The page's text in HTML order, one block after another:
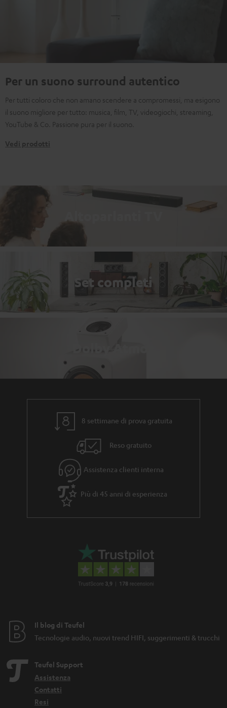
Per un suono surround autentico
Per tutti coloro che non amano scendere a compromessi, ma esigono
il suono migliore per tutto: musica, film, TV, videogiochi, streaming,
YouTube & Co. Passione pura per il suono.
Vedi prodotti
Set completi
Dolby Atmos
8 settimane di prova gratuita
Reso gratuito
Assistenza clienti interna
Più di 45 anni di esperienza
Il blog di Teufel
Tecnologie audio, nuovi trend HIFI, suggerimenti & trucchi
Teufel Support
Assistenza
Contatti
Resi